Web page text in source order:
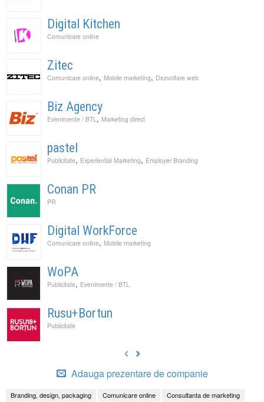
Digital Kitchen
Comunicare online
Zitec
Comunicare online, Mobile marketing, Dezvoltare web
Biz Agency
Evenimente / BTL , Marketing direct
pastel
Publicitate, Experiential Marketing, Employer Branding
Conan PR
PR
Digital WorkForce
Comunicare online, Mobile marketing
WoPA
Publicitate, Evenimente / BTL
Rusu+Bortun
Publicitate
Adauga prezentare de companie
Branding, design, packaging Comunicare online Consultanta de marketing